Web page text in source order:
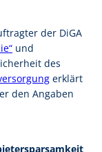
der DiGA
und
des
erklärt
den Angaben